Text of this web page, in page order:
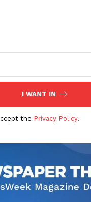
I WANT IN
the Privacy Policy.